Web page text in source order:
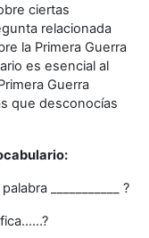
ciertas
relacionada
la Primera Guerra
es esencial al
Guerra
que desconocías
___________ ?